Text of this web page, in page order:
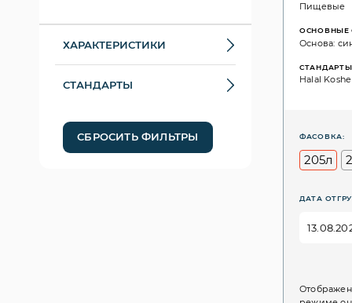
ХАРАКТЕРИСТИКИ
СТАНДАРТЫ
СБРОСИТЬ ФИЛЬТРЫ
Пищевые
ОСНОВНЫЕ
Основа:
СТАНДАРТЫ
Halal
ФАСОВКА:
205л
ДАТА